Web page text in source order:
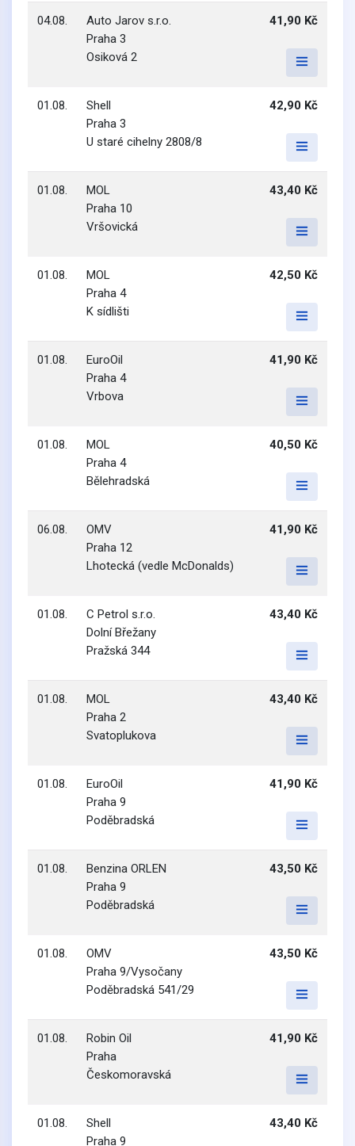
04.08.
Auto Jarov s.r.o.
Praha 3
Osiková 2
41,90 Kč
01.08.
Shell
Praha 3
U staré cihelny 2808/8
42,90 Kč
01.08.
MOL
Praha 10
Vršovická
43,40 Kč
01.08.
MOL
Praha 4
K sídlišti
42,50 Kč
01.08.
EuroOil
Praha 4
Vrbova
41,90 Kč
01.08.
MOL
Praha 4
Bělehradská
40,50 Kč
06.08.
OMV
Praha 12
Lhotecká (vedle McDonalds)
41,90 Kč
01.08.
C Petrol s.r.o.
Dolní Břežany
Pražská 344
43,40 Kč
01.08.
MOL
Praha 2
Svatoplukova
43,40 Kč
01.08.
EuroOil
Praha 9
Poděbradská
41,90 Kč
01.08.
Benzina ORLEN
Praha 9
Poděbradská
43,50 Kč
01.08.
OMV
Praha 9/Vysočany
Poděbradská 541/29
43,50 Kč
01.08.
Robin Oil
Praha
Českomoravská
41,90 Kč
01.08.
Shell
Praha 9
43,40 Kč